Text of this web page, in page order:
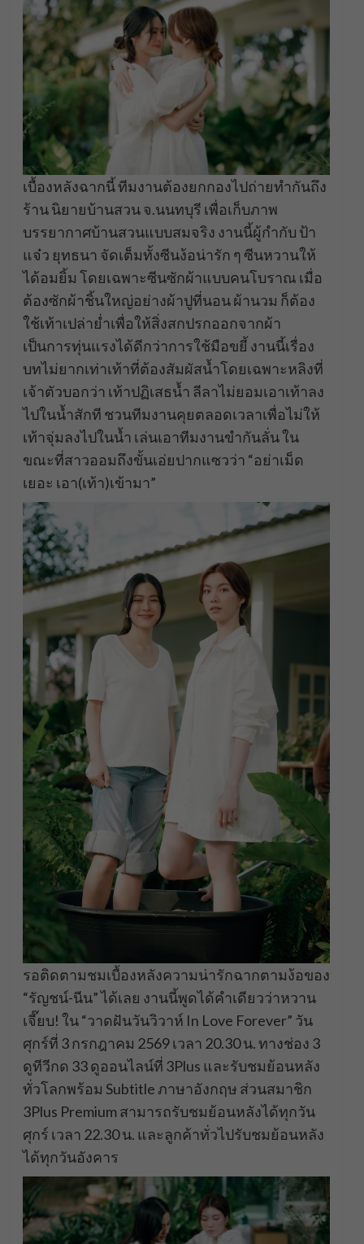
เบื้องหลังฉากนี้ ทีมงานต้องยกกองไปถ่ายทำกันถึง
ร้าน นิยายบ้านสวน จ.นนทบุรี เพื่อเก็บภาพ
บรรยากาศบ้านสวนแบบสมจริง งานนี้ผู้กำกับ ป้า
แจ๋ว ยุทธนา จัดเต็มทั้งซีนง้อน่ารัก ๆ ซีนหวานให้
ได้อมยิ้ม โดยเฉพาะซีนซักผ้าแบบคนโบราณ เมื่อ
ต้องซักผ้าชิ้นใหญ่อย่างผ้าปูที่นอน ผ้านวม ก็ต้อง
ใช้เท้าเปล่าย่ำเพื่อให้สิ่งสกปรกออกจากผ้า
เป็นการทุ่นแรงได้ดีกว่าการใช้มือขยี้ งานนี้เรื่อง
บทไม่ยากเท่าเท้าที่ต้องสัมผัสน้ำโดยเฉพาะหลิงที่
เจ้าตัวบอกว่า เท้าปฏิเสธน้ำ ลีลาไม่ยอมเอาเท้าลง
ไปในน้ำสักที ชวนทีมงานคุยตลอดเวลาเพื่อไม่ให้
เท้าจุ่มลงไปในน้ำ เล่นเอาทีมงานขำกันลั่น ใน
ขณะที่สาวออมถึงขั้นเอ่ยปากแซวว่า “อย่าเม็ด
เยอะ เอา(เท้า)เข้ามา”
รอติดตามชมเบื้องหลังความน่ารักฉากตามง้อของ
“รัญชน์-นีน” ได้เลย งานนี้พูดได้คำเดียวว่าหวาน
เจี๊ยบ! ใน “วาดฝันวันวิวาห์ In Love Forever” วัน
ศุกร์ที่ 3 กรกฎาคม 2569 เวลา 20.30 น. ทางช่อง 3
ดูทีวีกด 33 ดูออนไลน์ที่ 3Plus และรับชมย้อนหลัง
ทั่วโลกพร้อม Subtitle ภาษาอังกฤษ ส่วนสมาชิก
3Plus Premium สามารถรับชมย้อนหลังได้ทุกวัน
ศุกร์ เวลา 22.30 น. และลูกค้าทั่วไปรับชมย้อนหลัง
ได้ทุกวันอังคาร